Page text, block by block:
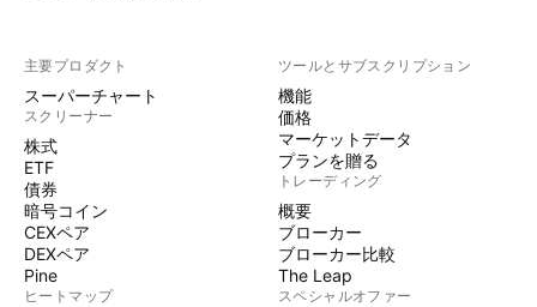
主要プロダクト
スーパーチャート
スクリーナー
株式
ETF
債券
暗号コイン
CEXペア
DEXペア
Pine
ヒートマップ
ツールとサブスクリプション
機能
価格
マーケットデータ
プランを贈る
トレーディング
概要
ブローカー
ブローカー比較
The Leap
スペシャルオファー